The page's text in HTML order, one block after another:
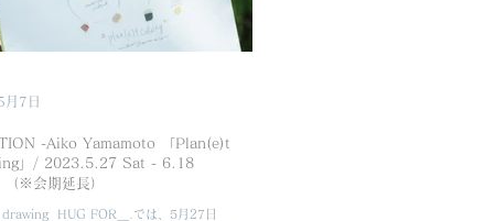
-Aiko Yamamoto 「Plan(e)t
」/ 2023.5.27 Sat - 6.18
会期延長）
7日